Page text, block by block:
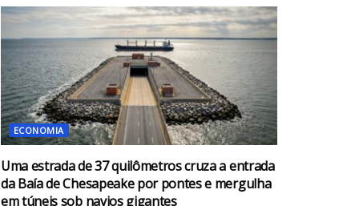
ECONOMIA
Uma estrada de 37 quilômetros cruza a entrada
da Baía de Chesapeake por pontes e mergulha
em túneis sob navios gigantes